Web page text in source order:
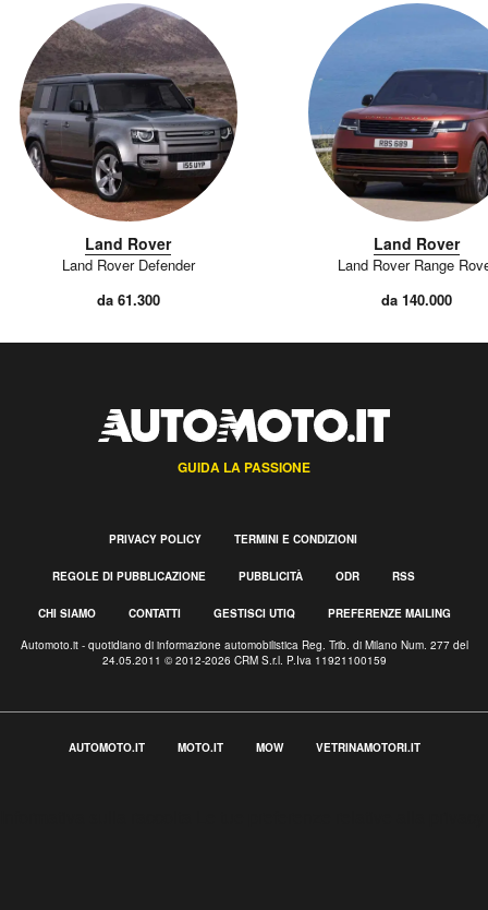
Land Rover
Land Rover Defender
da 61.300
Land Rover
Land Rover Range
da 140.000
GUIDA LA PASSIONE
PRIVACY POLICY TERMINI E CONDIZIONI
REGOLE DI PUBBLICAZIONE PUBBLICITÀ ODR RSS
CHI SIAMO CONTATTI GESTISCI UTIQ PREFERENZE MAILING
Automoto.it - quotidiano di informazione automobilistica Reg. Trib. di Milano Num. 277 del
24.05.2011 © 2012-2026 CRM S.r.l. P.Iva 11921100159
AUTOMOTO.IT MOTO.IT MOW VETRINAMOTORI.IT